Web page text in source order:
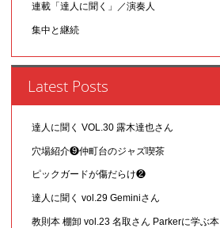
連載「達人に聞く」／演奏人
集中と継続
Latest Posts
達人に聞く VOL.30 露木達也さん
穴場紹介❾仲町台のジャズ喫茶
ピックガードが傷だらけ❷
達人に聞く vol.29 Geminiさん
教則本 棚卸 vol.23 名取さん Parkerに学ぶ本